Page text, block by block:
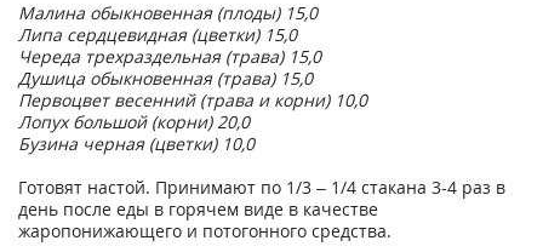
Малина обыкновенная (плоды) 15,0
Липа сердцевидная (цветки) 15,0
Череда трехраздельная (трава) 15,0
Душица обыкновенная (трава) 15,0
Первоцвет весенний (трава и корни) 10,0
Лопух большой (корни) 20,0
Бузина черная (цветки) 10,0
Готовят настой. Принимают по 1/3 – 1/4 стакана 3-4 раз в
день после еды в горячем виде в качестве
жаропонижающего и потогонного средства.